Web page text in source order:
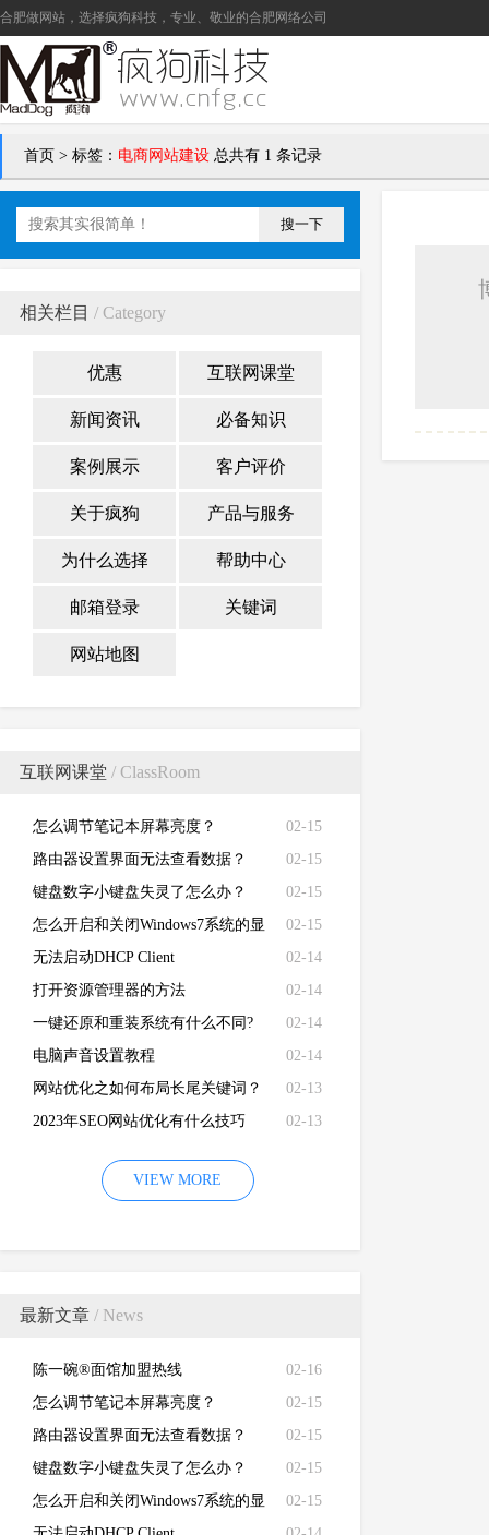
合肥做网站 ，选择疯狗科技，专业、敬业的合肥网络公司
首页 > 标签： 电商网站建设 总共有 1 条记录
搜一下
相关栏目 / Category
优惠 互联网课堂
新闻资讯 必备知识
案例展示 客户评价
关于疯狗 产品与服务
为什么选择 帮助中心
邮箱登录 关键词
网站地图
互联网课堂 / ClassRoom
02-15
怎么调节笔记本屏幕亮度？
02-15
路由器设置界面无法查看数据？
02-15
键盘数字小键盘失灵了怎么办？
02-15
怎么开启和关闭Windows7系统的显
卡硬件加速功能
02-14
无法启动DHCP Client
02-14
打开资源管理器的方法
02-14
一键还原和重装系统有什么不同?
02-14
电脑声音设置教程
02-13
网站优化之如何布局长尾关键词？
02-13
2023年SEO网站优化有什么技巧
VIEW MORE
最新文章 / News
02-16
陈一碗®面馆加盟热线
02-15
怎么调节笔记本屏幕亮度？
02-15
路由器设置界面无法查看数据？
02-15
键盘数字小键盘失灵了怎么办？
02-15
怎么开启和关闭Windows7系统的显